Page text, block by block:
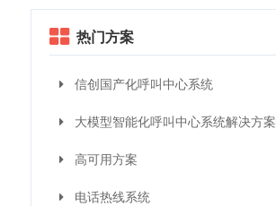
热门方案
信创国产化呼叫中心系统
大模型智能化呼叫中心系统解决方案
高可用方案
电话热线系统